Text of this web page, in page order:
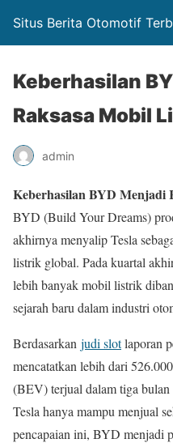
Situs Berita Otomotif
Keberhasilan
Raksasa Mobil
admin
Keberhasilan BYD
BYD (Build Your Dreams)
akhirnya menyalip Tesla
listrik global. Pada kuartal
lebih banyak mobil listrik
sejarah baru dalam industri
Berdasarkan judi slotlaporan
mencatatkan lebih dari
(BEV) terjual dalam tiga bulan
Tesla hanya mampu menjual
pencapaian ini, BYD menjadi